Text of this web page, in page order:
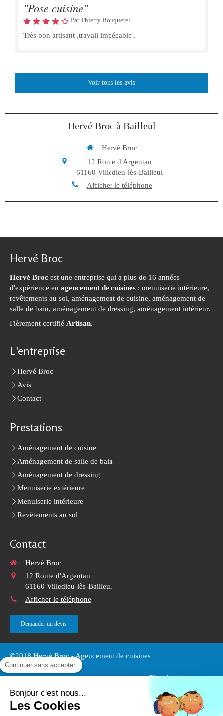
"Pose cuisine"
Par Thierry Bouquerel
Très bon artisant ,travail impécable .
Voir tous les avis
Hervé Broc à Bailleul
Hervé Broc
12 Route d'Argentan
61160 Villedieu-lès-Bailleul
Afficher le téléphone
Hervé Broc
Hervé Broc est une entreprise qui a plus de 16 années
d'expérience en agencement de cuisines : menuiserie intérieure,
revêtements au sol, aménagement de cuisine, aménagement de
salle de bain, aménagement de dressing, aménagement intérieur.
Fièrement certifié Artisan.
L'entreprise
Hervé Broc
Avis
Contact
Prestations
Aménagement de cuisine
Aménagement de salle de bain
Aménagement de dressing
Menuiserie extérieure
Menuiserie intérieure
Revêtements au sol
Contact
Hervé Broc
12 Route d'Argentan
61160 Villedieu-lès-Bailleul
Afficher le téléphone
Demander un devis
©2018 Hervé Broc - Agencement de cuisines
Plan du site
Mentions légales
Continuer sans accepter
Bonjour c'est nous...
Les Cookies